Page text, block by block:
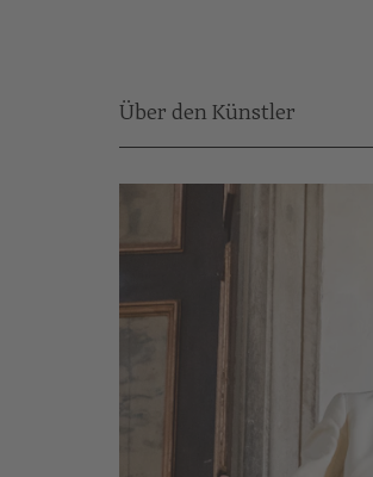
Über den Künstler